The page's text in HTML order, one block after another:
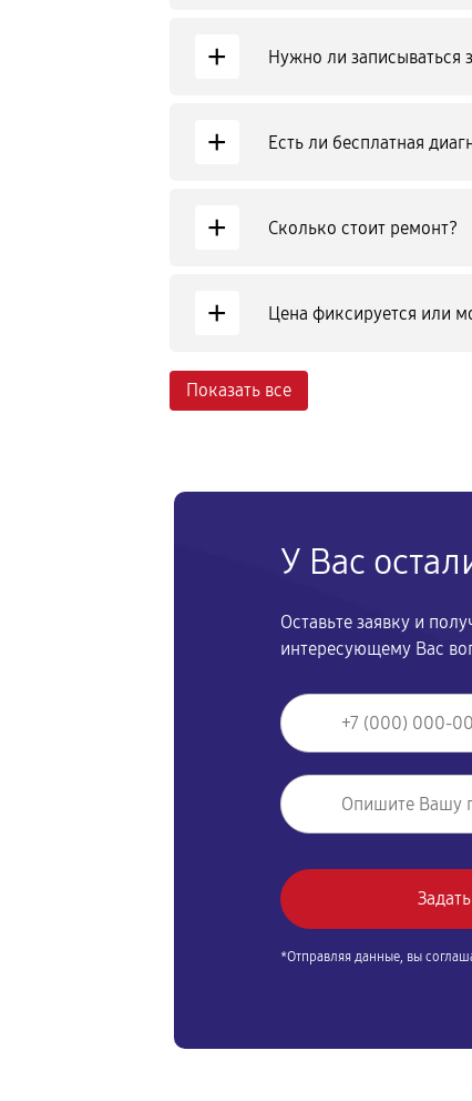
+ Нужно ли записываться
+ Есть ли бесплатная
+ Сколько стоит ремонт?
+ Цена фиксируется или
Показать все
У Вас
Оставьте заявку и
интересующему Вас
*Отправляя данные, вы